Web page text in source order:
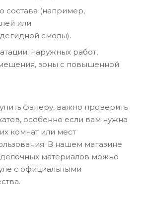
состава (например,
или
смолы).
наружных работ,
зоны с повышенной
фанеру, важно проверить
особенно если вам нужна
комнат или мест
В нашем магазине
материалов можно
с официальными